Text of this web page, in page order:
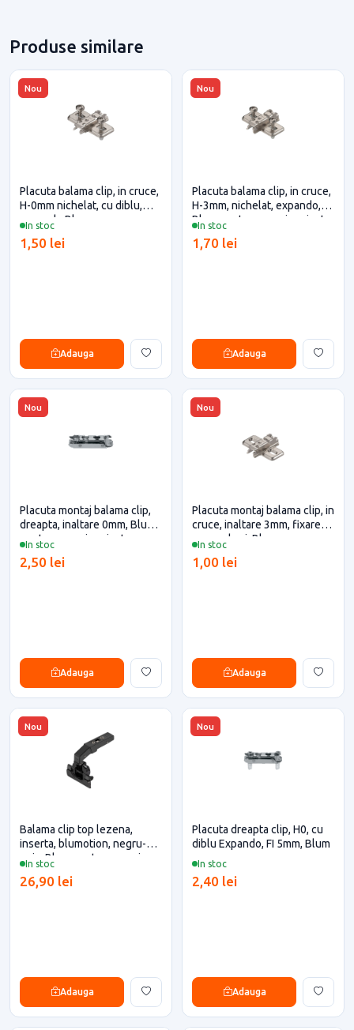
Produse similare
Nou
In stoc
Placuta balama clip, in cruce,
H-0mm nichelat, cu diblu,
expando Blum
1,50 lei
Adauga
Nou
In stoc
Placuta balama clip, in cruce,
H-3mm, nichelat, expando,
Blum pentru casa si proiecte
1,70 lei
Adauga
Nou
In stoc
Placuta montaj balama clip,
dreapta, inaltare 0mm, Blum
pentru casa si proiecte
2,50 lei
Adauga
Nou
In stoc
Placuta montaj balama clip, in
cruce, inaltare 3mm, fixare
cu suruburi, Blum
1,00 lei
Adauga
Nou
In stoc
Balama clip top lezena,
inserta, blumotion, negru-
onix, Blum pentru casa si
26,90 lei
Adauga
Nou
In stoc
Placuta dreapta clip, H0, cu
diblu Expando, FI 5mm, Blum
2,40 lei
Adauga